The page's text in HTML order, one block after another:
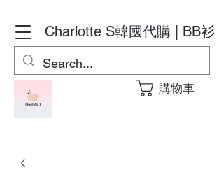
Charlotte S韓國代購 | BB衫
購物車